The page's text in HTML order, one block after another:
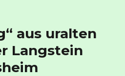
aus uralten
Langstein